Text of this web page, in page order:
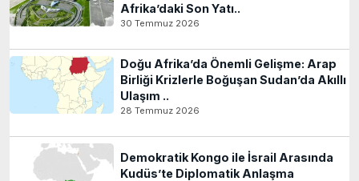
Afrika’daki Son Yatı..
30 Temmuz 2026
Doğu Afrika’da Önemli Gelişme: Arap
Birliği Krizlerle Boğuşan Sudan’da Akıllı
Ulaşım ..
28 Temmuz 2026
Demokratik Kongo ile İsrail Arasında
Kudüs’te Diplomatik Anlaşma